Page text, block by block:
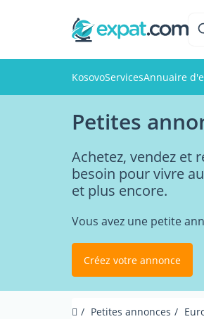
KosovoServicesAnnuaire
Petites
Achetez, vendez et
besoin pour vivre
et plus encore.
Vous avez une petite
Créez votre annonce
Petites annonces